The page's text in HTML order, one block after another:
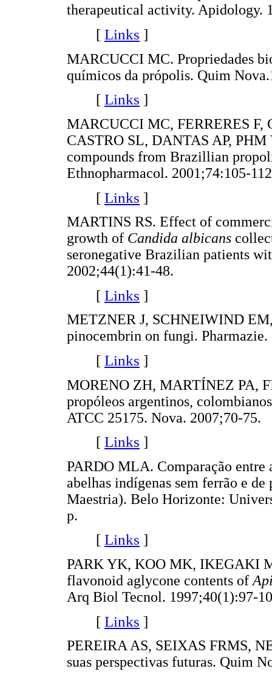
therapeutical activity. Apidology.
[ Links ]
MARCUCCI MC. Propriedades
químicos da própolis. Quim
[ Links ]
MARCUCCI MC, FERRERES
CASTRO SL, DANTAS AP,
compounds from Brazillian
Ethnopharmacol. 2001;74:105-
[ Links ]
MARTINS RS. Effect of
growth of Candida albicans
seronegative Brazilian patients
2002;44(1):41-48.
[ Links ]
METZNER J, SCHNEIWIND
pinocembrin on fungi.
[ Links ]
MORENO ZH, MARTÍNEZ PA,
propóleos argentinos,
ATCC 25175. Nova. 2007;70-75.
[ Links ]
PARDO MLA. Comparação
abelhas indígenas sem ferrão e
Maestria). Belo Horizonte:
p.
[ Links ]
PARK YK, KOO MK, IKEGAKI
flavonoid aglycone contents of
Arq Biol Tecnol. 1997;40(1):97-
[ Links ]
PEREIRA AS, SEIXAS FRMS,
suas perspectivas futuras. Quim